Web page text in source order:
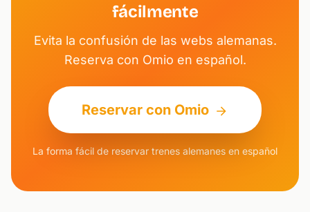
fácilmente
Evita la confusión de las webs alemanas.
Reserva con Omio en español.
Reservar con Omio
La forma fácil de reservar trenes alemanes en español